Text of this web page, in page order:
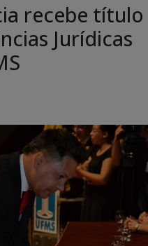
recebe título
Jurídicas